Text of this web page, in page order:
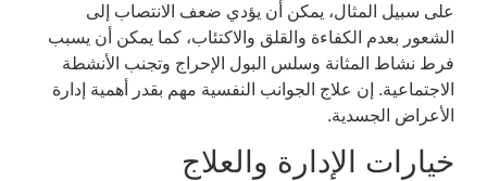
على سبيل المثال، يمكن أن يؤدي ضعف الانتصاب إلى
الشعور بعدم الكفاءة والقلق والاكتئاب، كما يمكن أن يسبب
فرط نشاط المثانة وسلس البول الإحراج وتجنب الأنشطة
الاجتماعية. إن علاج الجوانب النفسية مهم بقدر أهمية إدارة
الأعراض الجسدية.
خيارات الإدارة والعلاج